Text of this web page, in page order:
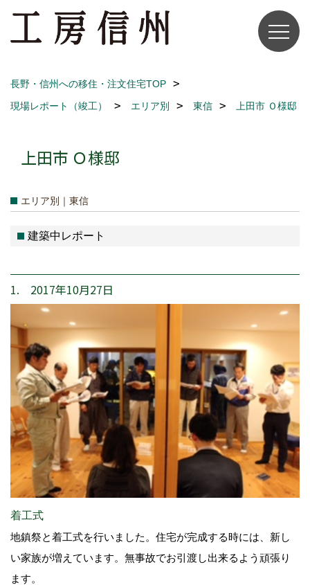
長野・信州への移住・注文住宅TOP
現場レポート（竣工）
エリア別 東信 上田市 Ｏ様邸
上田市 Ｏ様邸
エリア別｜東信
建築中レポート
1. 2017年10月27日
着工式
地鎮祭と着工式を行いました。住宅が完成する時には、新し
い家族が増えています。無事故でお引渡し出来るよう頑張り
ます。